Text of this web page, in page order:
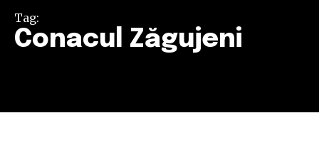
Tag:
Conacul Zăgujeni